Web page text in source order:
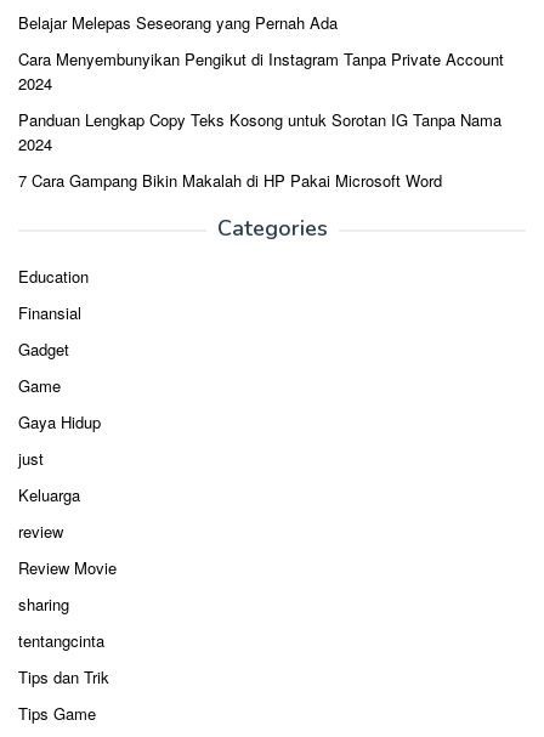
Belajar Melepas Seseorang yang Pernah Ada
Cara Menyembunyikan Pengikut di Instagram Tanpa Private Account
2024
Panduan Lengkap Copy Teks Kosong untuk Sorotan IG Tanpa Nama
2024
7 Cara Gampang Bikin Makalah di HP Pakai Microsoft Word
Categories
Education
Finansial
Gadget
Game
Gaya Hidup
just
Keluarga
review
Review Movie
sharing
tentangcinta
Tips dan Trik
Tips Game